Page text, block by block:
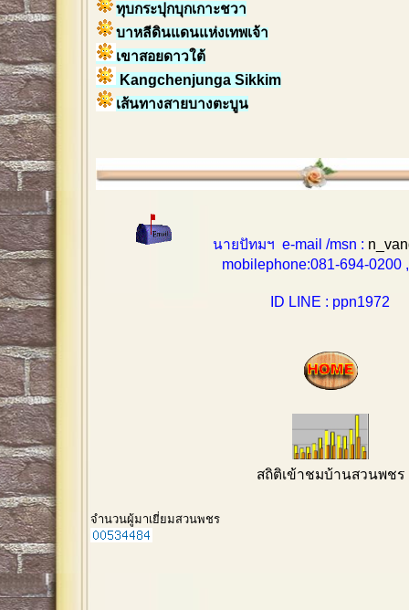
ทุบกระปุกบุกเกาะชวา
บาหลีดินแดนแห่งเทพเจ้า
เขาสอยดาวใต้
Kangchenjunga Sikkim
เส้นทางสายบางตะบูน
นายปัทมฯ e-mail /msn :
mobilephone:081-694-0200 ,
ID LINE : ppn1972
สถิติเข้าชมบ้านสวนพชร
จำนวนผู้มาเยี่ยมสวนพชร